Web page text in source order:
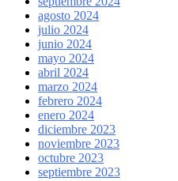
agosto 2024
julio 2024
junio 2024
mayo 2024
abril 2024
marzo 2024
febrero 2024
enero 2024
diciembre 2023
noviembre 2023
octubre 2023
septiembre 2023